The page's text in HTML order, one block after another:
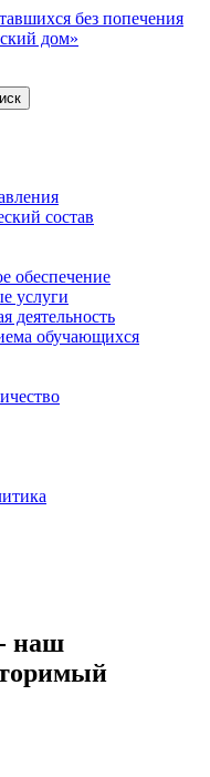
состав
обеспечение
услуги
деятельность
обучающихся
наш